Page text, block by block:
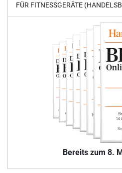
FÜR FITNESSGERÄTE
Bereits zum 8.